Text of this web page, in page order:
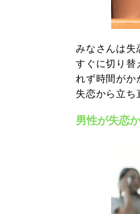
みなさんは失
すぐに切り替
れず時間がか
失恋から立ち
男性が失恋